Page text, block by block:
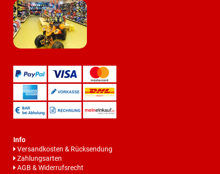
Info
Versandkosten & Rücksendung
Zahlungsarten
AGB & Widerrufsrecht